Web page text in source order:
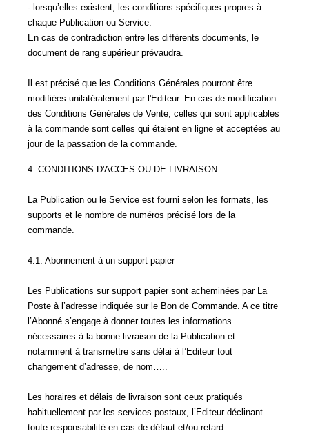
- lorsqu’elles existent, les conditions spécifiques propres à
chaque Publication ou Service.
En cas de contradiction entre les différents documents, le
document de rang supérieur prévaudra.
Il est précisé que les Conditions Générales pourront être
modifiées unilatéralement par l'Editeur. En cas de modification
des Conditions Générales de Vente, celles qui sont applicables
à la commande sont celles qui étaient en ligne et acceptées au
jour de la passation de la commande.
4. CONDITIONS D'ACCES OU DE LIVRAISON
La Publication ou le Service est fourni selon les formats, les
supports et le nombre de numéros précisé lors de la
commande.
4.1. Abonnement à un support papier
Les Publications sur support papier sont acheminées par La
Poste à l’adresse indiquée sur le Bon de Commande. A ce titre
l’Abonné s’engage à donner toutes les informations
nécessaires à la bonne livraison de la Publication et
notamment à transmettre sans délai à l’Editeur tout
changement d’adresse, de nom…..
Les horaires et délais de livraison sont ceux pratiqués
habituellement par les services postaux, l’Editeur déclinant
toute responsabilité en cas de défaut et/ou retard